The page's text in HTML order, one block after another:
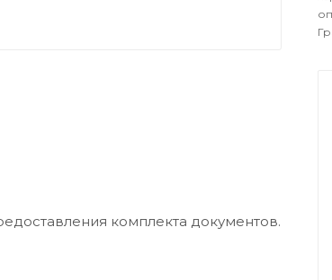
комплекта документов.